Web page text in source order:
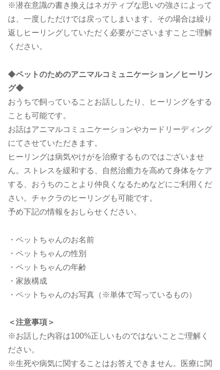
※潜在意識の書き換えはネガティブな思いの強さによって
は、一度しただけでは戻ってしまいます。その場合は繰り
返しヒーリングしていただく必要がございますことご理解
ください。
◆ペットのためのアニマルコミュニケーション／ヒーリン
グ◆
おうちで飼っていることお話ししたり、ヒーリングをする
ことも可能です。
お話はアニマルコミュニケーションやカードリーディング
にてさせていただきます。
ヒーリングは病気やけがを治療するものではございませ
ん。ストレスを緩和する、自然治癒力を高めて身体をケア
する、おうちのことより仲良くなるためなどにご利用くだ
さい。チャクラのヒーリングも可能です。
予め下記の情報をおしらせください。
・ペットちゃんのお名前
・ペットちゃんの性別
・ペットちゃんの年齢
・家族構成
・ペットちゃんのお写真（※単体で写っているもの）
＜注意事項＞
※お話した内容は100%正しいものではないことご理解く
ださい。
※生死や病気に関することはお答えできません。医療に関